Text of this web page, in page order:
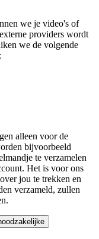
we je video's of
providers wordt
we de volgende
alleen voor de
bijvoorbeeld
te verzamelen
Het is voor ons
jou te trekken en
verzameld, zullen